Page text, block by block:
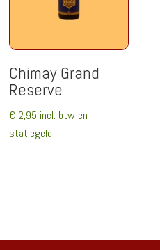
Chimay Grand
Reserve
€ 2,95 incl. btw en
statiegeld